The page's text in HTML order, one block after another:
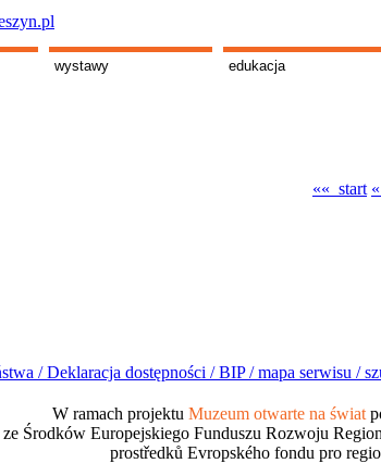
wystawy edukacja
«« start
/Deklaracja dostępności /BIP /mapa serwisu /
W ramach projektu Muzeum otwarte na świat
Środków Europejskiego Funduszu Rozwoju
prostředků Evropského fondu pro